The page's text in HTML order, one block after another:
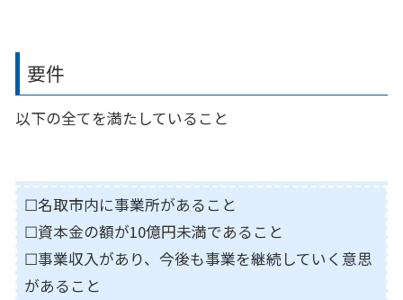
要件
以下の全てを満たしていること
☐名取市内に事業所があること
☐資本金の額が10億円未満であること
☐事業収入があり、今後も事業を継続していく意思
があること